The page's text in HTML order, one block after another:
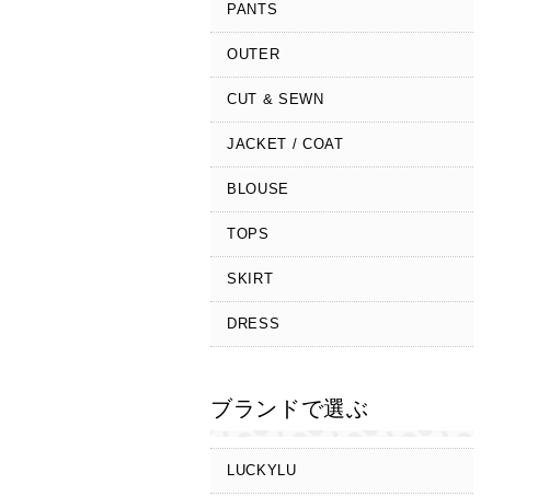
PANTS
OUTER
CUT & SEWN
JACKET / COAT
BLOUSE
TOPS
SKIRT
DRESS
ブランドで選ぶ
LUCKYLU